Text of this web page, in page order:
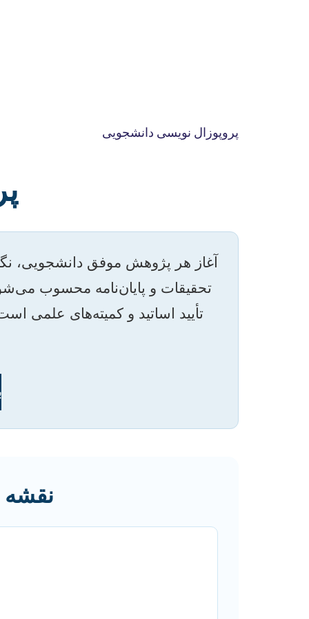
پروپوزال نویسی دانشجویی
آغاز هر پژوهش موفق دانشجویی،
تحقیقات و پایان‌نامه محسوب
تأیید اساتید و کمیته‌های
نقشه